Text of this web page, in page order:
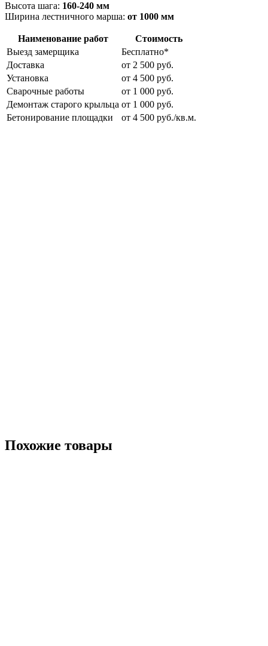
Высота шага: 160-240 мм
Ширина лестничного марша: от 1000 мм
Наименование работ
Стоимость
Выезд замерщика
Бесплатно*
Доставка
от 2 500 руб.
Установка
от 4 500 руб.
Сварочные работы
от 1 000 руб.
Демонтаж старого крыльца от 1 000 руб.
Бетонирование площадки
от 4 500 руб./кв.м.
Похожие товары